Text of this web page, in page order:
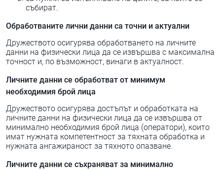
събират.
Обработваните лични данни са точни и актуални
Дружеството осигурява обработването на личните
данни на физически лица да се извършва с максимална
точност и, по възможност, винаги в актуалност.
Личните данни се обработват от минимум
необходимия брой лица
Дружеството осигурява достъпът и обработката на
личните данни на физически лица да се извършва от
минимално необходимия брой лица (оператори), които
имат нужната компетентност за тяхната обработка и
нужната ангажираност за тяхното опазване.
Личните данни се съхраняват за минимално